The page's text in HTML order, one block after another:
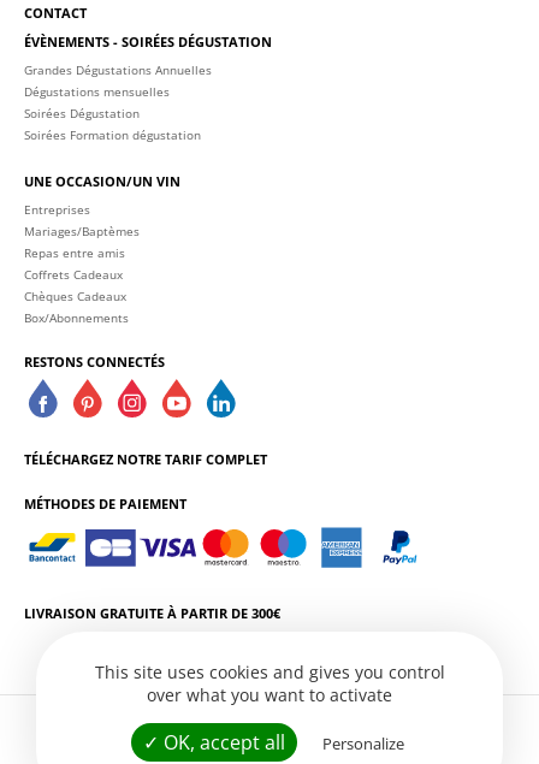
CONTACT
ÉVÈNEMENTS - SOIRÉES DÉGUSTATION
Grandes Dégustations Annuelles
Dégustations mensuelles
Soirées Dégustation
Soirées Formation dégustation
UNE OCCASION/UN VIN
Entreprises
Mariages/Baptèmes
Repas entre amis
Coffrets Cadeaux
Chèques Cadeaux
Box/Abonnements
RESTONS CONNECTÉS
TÉLÉCHARGEZ NOTRE TARIF COMPLET
MÉTHODES DE PAIEMENT
LIVRAISON GRATUITE À PARTIR DE 300€
L'ABUS D'ALCOOL EST DANGEREUX POUR LA SANTÉ. CONSOMMEZ AVEC
MODÉRATION.
This site uses cookies and gives you control
over what you want to activate
✓ OK, accept all Personalize